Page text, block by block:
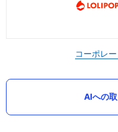
コーポレ
AIへの